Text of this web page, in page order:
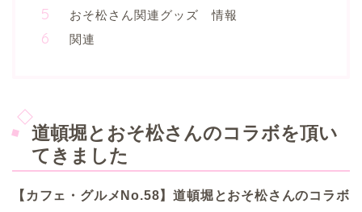
おそ松さん関連グッズ 情報
関連
道頓堀とおそ松さんのコラボを頂い
てきました
【カフェ・グルメNo.58】道頓堀とおそ松さんのコラボ